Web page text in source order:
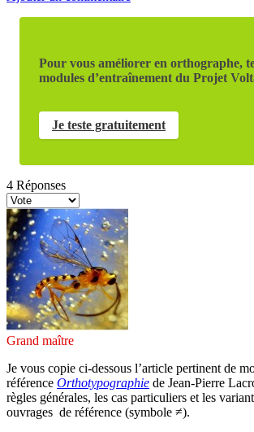
Pour vous améliorer en orthographe,
modules d’entraînement du Projet
Je teste gratuitement
4 Réponses
Grand maître
Je vous copie ci-dessous l’article pertinent de
référence Orthotypographie de Jean-Pierre
règles générales, les cas particuliers et les
ouvrages de référence (symbole ≠).